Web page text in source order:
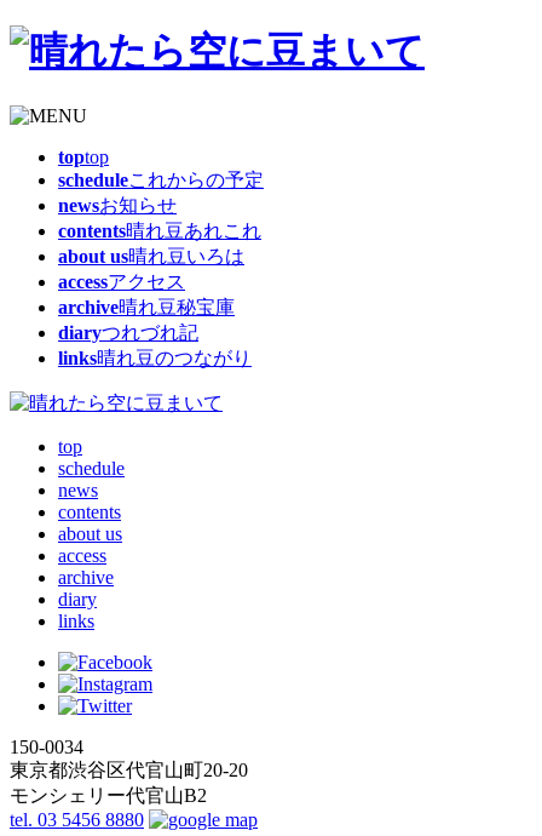
toptop
scheduleこれからの予定
newsお知らせ
contents晴れ豆あれこれ
about us晴れ豆いろは
accessアクセス
archive晴れ豆秘宝庫
diaryつれづれ記
links晴れ豆のつながり
top
schedule
news
contents
about us
access
archive
diary
links
150-0034
東京都渋谷区代官山町20-20
モンシェリー代官山B2
tel. 03 5456 8880